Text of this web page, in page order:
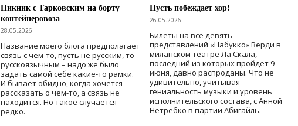
Пикник с Тарковским на борту
контейнеровоза
28.05.2026
Название моего блога предполагает
связь с чем-то, пусть не русским, то
русскоязычным – надо же было
задать самой себе какие-то рамки.
И бывает обидно, когда хочется
рассказать о чем-то, а связь не
находится. Но такое случается
редко.
Пусть побеждает хор!
26.05.2026
Билеты на все девять
представлений «Набукко» Верди в
миланском театре Ла Скала,
последний из которых пройдет 9
июня, давно распроданы. Что не
удивительно, учитывая
гениальность музыки и уровень
исполнительского состава, с Анной
Нетребко в партии Абигайль.